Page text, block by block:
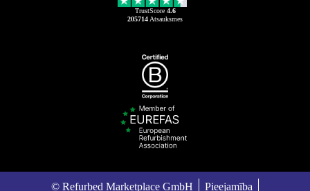
TrustScore 4.6
205714 Atsauksmes
© Refurbed Marketplace GmbH Pieejamība